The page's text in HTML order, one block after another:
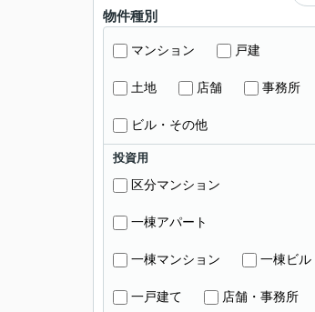
物件種別
マンション 戸建
土地 店舗 事務所
ビル・その他
投資用
区分マンション
一棟アパート
一棟マンション 一棟ビル
一戸建て 店舗・事務所